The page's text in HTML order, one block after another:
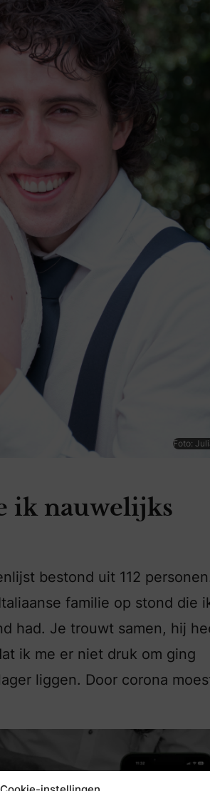
Foto:
ik nauwelijks
bestond uit 112
familie op stond die
had. Je trouwt samen, hij
ik me er niet druk om ging
liggen. Door corona